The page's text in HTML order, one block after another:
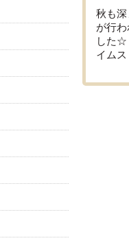
秋も
が行
した☆
イム